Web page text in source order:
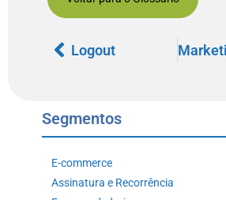
Logout
Segmentos
E-commerce
Assinatura e Recorrência